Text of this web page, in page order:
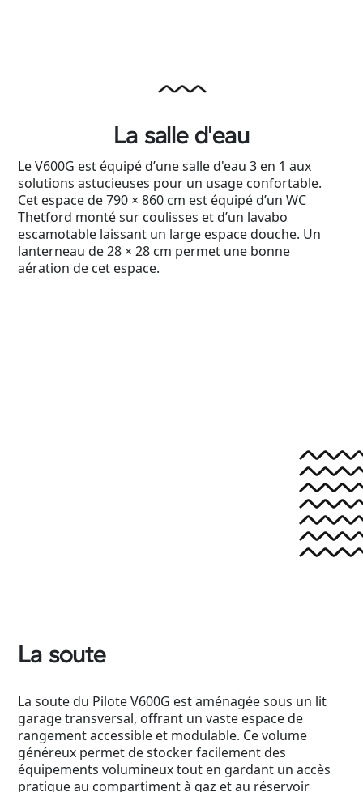
La salle d'eau
Le V600G est équipé d’une salle d'eau 3 en 1 aux
solutions astucieuses pour un usage confortable.
Cet espace de 790 × 860 cm est équipé d’un WC
Thetford monté sur coulisses et d’un lavabo
escamotable laissant un large espace douche. Un
lanterneau de 28 × 28 cm permet une bonne
aération de cet espace.
La soute
La soute du Pilote V600G est aménagée sous un lit
garage transversal, offrant un vaste espace de
rangement accessible et modulable. Ce volume
généreux permet de stocker facilement des
équipements volumineux tout en gardant un accès
pratique au compartiment à gaz et au réservoir